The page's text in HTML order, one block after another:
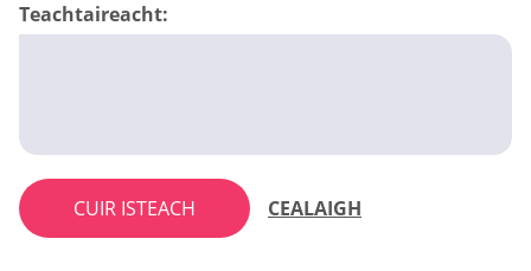
Teachtaireacht:
CUIR ISTEACH CEALAIGH